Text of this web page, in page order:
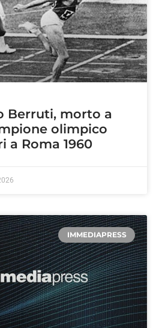
Berruti, morto a
olimpico
a Roma 1960
IMMEDIAPRESS